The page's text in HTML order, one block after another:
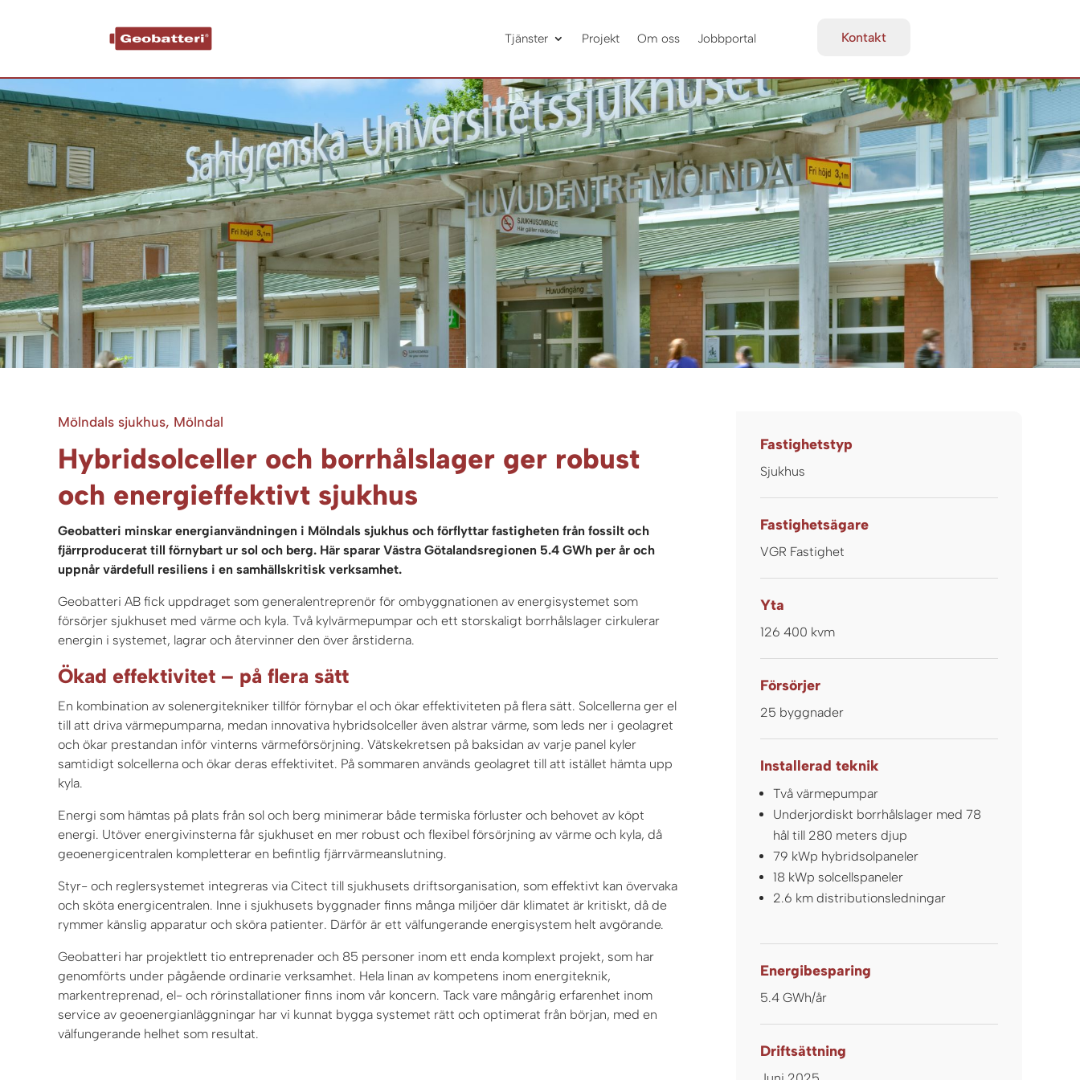
Tjänster Projekt Om oss Jobbportal Kontakt
Mölndals sjukhus, Mölndal
Hybridsolceller och borrhålslager ger robust
och energieffektivt sjukhus
Geobatteri minskar energianvändningen i Mölndals sjukhus och förflyttar fastigheten från fossilt och
fjärrproducerat till förnybart ur sol och berg. Här sparar Västra Götalandsregionen 5.4 GWh per år och
uppnår värdefull resiliens i en samhällskritisk verksamhet.
Geobatteri AB fick uppdraget som generalentreprenör för ombyggnationen av energisystemet som
försörjer sjukhuset med värme och kyla. Två kylvärmepumpar och ett storskaligt borrhålslager cirkulerar
energin i systemet, lagrar och återvinner den över årstiderna.
Ökad effektivitet – på flera sätt
En kombination av solenergitekniker tillför förnybar el och ökar effektiviteten på flera sätt. Solcellerna ger el
till att driva värmepumparna, medan innovativa hybridsolceller även alstrar värme, som leds ner i geolagret
och ökar prestandan inför vinterns värmeförsörjning. Vätskekretsen på baksidan av varje panel kyler
samtidigt solcellerna och ökar deras effektivitet. På sommaren används geolagret till att istället hämta upp
kyla.
Energi som hämtas på plats från sol och berg minimerar både termiska förluster och behovet av köpt
energi. Utöver energivinsterna får sjukhuset en mer robust och flexibel försörjning av värme och kyla, då
geoenergicentralen kompletterar en befintlig fjärrvärmeanslutning.
Styr- och reglersystemet integreras via Citect till sjukhusets driftsorganisation, som effektivt kan övervaka
och sköta energicentralen. Inne i sjukhusets byggnader finns många miljöer där klimatet är kritiskt, då de
rymmer känslig apparatur och sköra patienter. Därför är ett välfungerande energisystem helt avgörande.
Geobatteri har projektlett tio entreprenader och 85 personer inom ett enda komplext projekt, som har
genomförts under pågående ordinarie verksamhet. Hela linan av kompetens inom energiteknik,
markentreprenad, el- och rörinstallationer finns inom vår koncern. Tack vare mångårig erfarenhet inom
service av geoenergianläggningar har vi kunnat bygga systemet rätt och optimerat från början, med en
välfungerande helhet som resultat.
Fastighetstyp
Sjukhus
Fastighetsägare
VGR Fastighet
Yta
126 400 kvm
Försörjer
25 byggnader
Installerad teknik
Två värmepumpar
Underjordiskt borrhålslager med 78
hål till 280 meters djup
79 kWp hybridsolpaneler
18 kWp solcellspaneler
2.6 km distributionsledningar
Energibesparing
5.4 GWh/år
Driftsättning